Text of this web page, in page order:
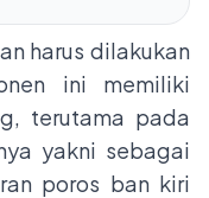
harus dilakukan
ini memiliki
terutama pada
yakni sebagai
poros ban kiri